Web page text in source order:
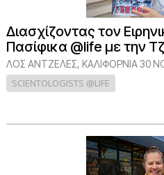
Διασχίζοντας τον
Πασίφικα @life με την
ΛΟΣ ΆΝΤΖΕΛΕΣ, ΚΑΛΙΦΌΡΝΙΑ30
SCIENTOLOGISTS @LIFE